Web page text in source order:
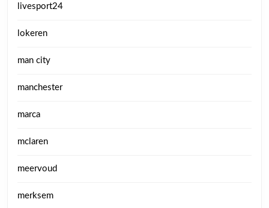
livesport24
lokeren
man city
manchester
marca
mclaren
meervoud
merksem